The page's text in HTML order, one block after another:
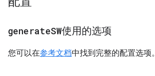
generateSW使用的选项
您可以在参考文档中找到完整的配置选项。